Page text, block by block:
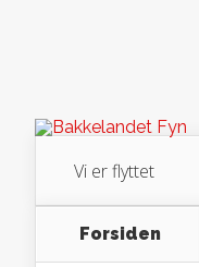
Vi er flyttet
Forsiden